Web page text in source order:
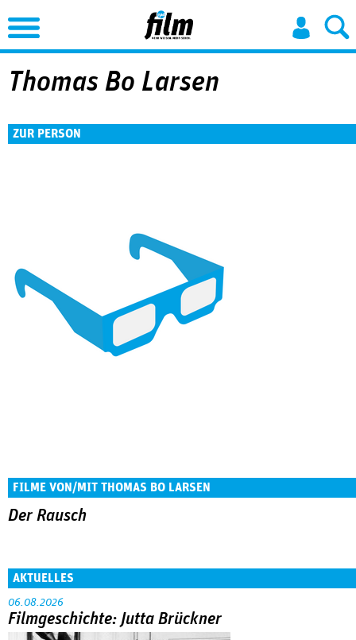
Jump to Navigation
Thomas Bo Larsen
ZUR PERSON
FILME VON/MIT THOMAS BO LARSEN
Der Rausch
AKTUELLES
06.08.2026
Filmgeschichte: Jutta Brückner